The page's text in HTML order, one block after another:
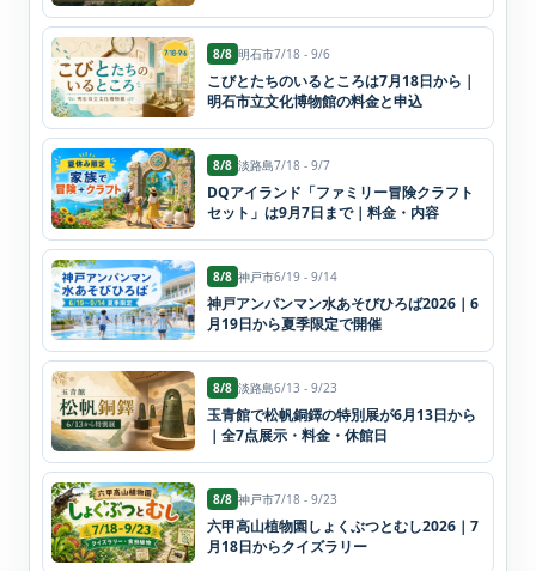
8/8 明石市7/18 - 9/6
こびとたちのいるところは7月18日から｜
明石市立文化博物館の料金と申込
8/8 淡路島7/18 - 9/7
DQアイランド「ファミリー冒険クラフト
セット」は9月7日まで｜料金・内容
8/8 神戸市6/19 - 9/14
神戸アンパンマン水あそびひろば2026｜6
月19日から夏季限定で開催
8/8 淡路島6/13 - 9/23
玉青館で松帆銅鐸の特別展が6月13日から
｜全7点展示・料金・休館日
8/8 神戸市7/18 - 9/23
六甲高山植物園しょくぶつとむし2026｜7
月18日からクイズラリー